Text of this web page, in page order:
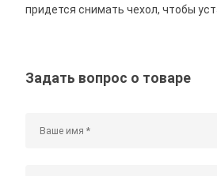
придется снимать чехол, чтобы
Задать вопрос о товаре